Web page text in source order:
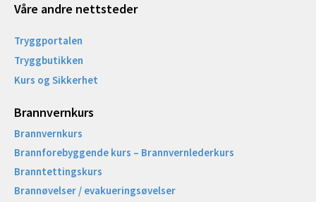
Våre andre nettsteder
Tryggportalen
Tryggbutikken
Kurs og Sikkerhet
Brannvernkurs
Brannvernkurs
Brannforebyggende kurs – Brannvernlederkurs
Branntettingskurs
Brannøvelser / evakueringsøvelser